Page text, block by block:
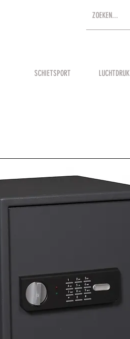
SCHIETSPORT LUCHTDRUK